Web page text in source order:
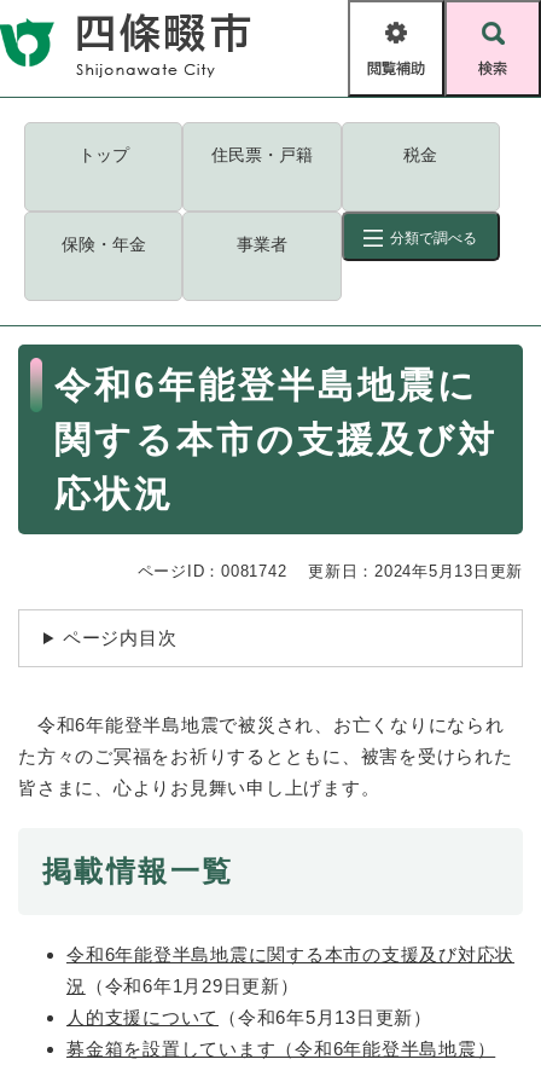
ー
ジ
メニューを飛ばして本文へ
閲
Foreign language
読み上げ・ふりがな
文字サイズ 拡大 背景色変更 白 黒 青
キーワード 検索
検索
トップ 住民票・戸籍 税金
保険・年金 事業者 分類で調べる
くらし・手続き
ら
き
ュ
を
ひ
ら
く
登録・届け出・証明
マイナンバー
税金
交通
ペット・動物
地域活動・コミュニティ
消費生活
相談窓口
イベント・施設予約
本
文
令和6年能登半島地震に
関する本市の支援及び対
応状況
ページID：0081742 更新日：2024年5月13日更新
ページ内目次
令和6年能登半島地震で被災され、お亡くなりになられ
た方々のご冥福をお祈りするとともに、被害を受けられた
皆さまに、心よりお見舞い申し上げます。
掲載情報一覧
令和6年能登半島地震に関する本市の支援及び対応状
況
（令和6年1月29日更新）
人的支援について
（令和6年5月13日更新）
募金箱を設置しています（令和6年能登半島地震）